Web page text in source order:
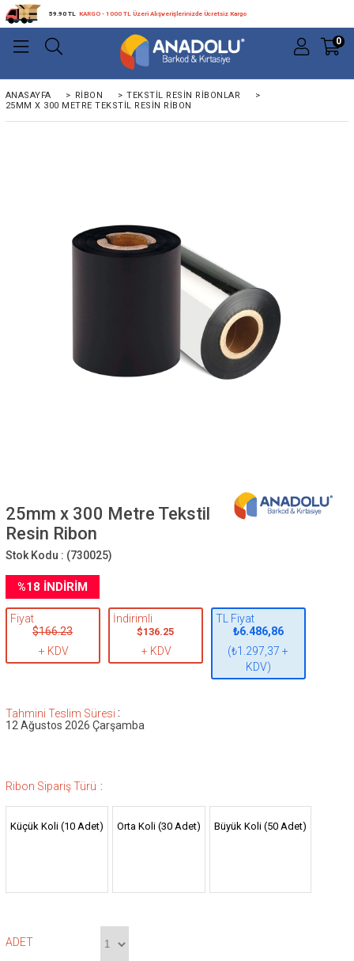
59.90 TL KARGO - 1000 TL Üzeri Alışverişlerinizde Ücretsiz Kargo
0
ANASAYFA > RIBON > TEKSTIL RESIN RIBONLAR
>
25MM X 300 METRE TEKSTIL RESIN RIBON
25mm x 300 Metre Tekstil
Resin Ribon
Stok Kodu : (730025)
%18 İNDIRIM
Fiyat
$166.23
+ KDV
İndirimli
$136.25
+ KDV
TL Fiyat
₺6.486,86
(₺1.297,37 +
KDV)
Tahmini Teslim Süresi :
12 Ağustos 2026 Çarşamba
Ribon Sipariş Türü :
Küçük Koli (10 Adet) Orta Koli (30 Adet) Büyük Koli (50 Adet)
ADET